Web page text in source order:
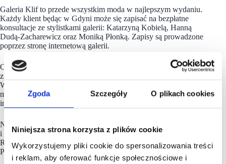
Zgoda Szczegóły O plikach cookies
Niniejsza strona korzysta z plików cookie
Wykorzystujemy pliki cookie do spersonalizowania treści
i reklam, aby oferować funkcje społecznościowe i
Galeria Klif to przede wszystkim moda w najlepszym wydaniu.
Każdy klient będąc w Gdyni może się zapisać na bezpłatne
konsultacje ze stylistkami galerii: Katarzyną Kobielą, Hanną
Dudą-Zacharewicz oraz Moniką Płonką. Zapisy są prowadzone
poprzez stronę internetową galerii.
Oprócz bogatej oferty modowej Galeria Klif posiada również
zróżnicowaną ofertę gastronomiczną z własnym ogródkiem.
W Klifie znajduje się także bardzo dobrze wyposażony
market EUROSPAR oraz uwielbiana przez trójmiejskich
influencerów kwiaciarnia NARCYZ.
Na terenie Galerii znajdują się także punkty usługowe, drogerie
i sklepy premium z wyposażeniem wnętrz, m.in. Douglas,
Rossmann, Sephora, Mo61, Duka, Miloo Home, Spensen,
Premium Home i Tempur.